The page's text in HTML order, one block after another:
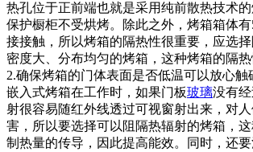
热孔位于正前端也就是采用纯前散热技术
保护橱柜不受烘烤。除此之外，烤箱箱体
接接触，所以烤箱的隔热性很重要，应选
密度大、分布均匀的烤箱，这种烤箱的隔热
2.确保烤箱的门体表面是否低温可以放心触
嵌入式烤箱在工作时，如果门板玻璃没有
射很容易随红外线透过可视窗射出来，对
害，所以要选择可以阻隔热辐射的烤箱，
制热量的传导，因此提高能效。同时，还